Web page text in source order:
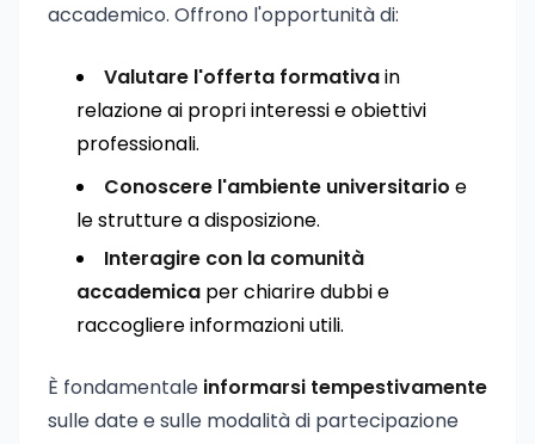
accademico. Offrono l'opportunità di:
Valutare l'offerta formativain
relazione ai propri interessi e obiettivi
professionali.
Conoscere l'ambiente universitario e
le strutture a disposizione.
Interagire con la comunità
accademica per chiarire dubbi e
raccogliere informazioni utili.
È fondamentale informarsi tempestivamente
sulle date e sulle modalità di partecipazione